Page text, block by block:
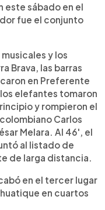
este sábado en el
fue el conjunto
y los
Brava, las barras
en Preferente
elefantes tomaron
y rompieron el
Carlos
Melara. Al 46', el
al listado de
de larga distancia.
en el tercer lugar
en cuartos